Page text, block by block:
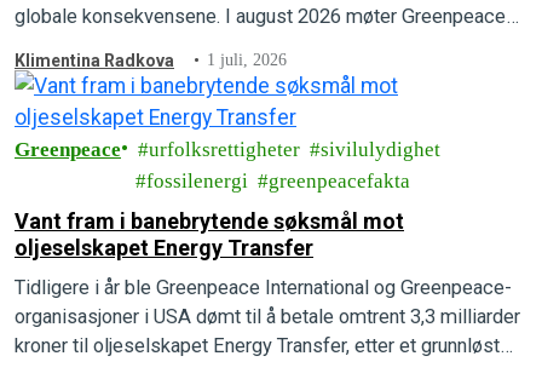
globale konsekvensene. I august 2026 møter Greenpeace
Klimentina Radkova 1 juli, 2026
Greenpeace urfolksrettigheter
sivilulydighet
fossilenergi
greenpeacefakta
Vant fram i banebrytende søksmål mot
oljeselskapet Energy Transfer
Tidligere i år ble Greenpeace International og Greenpeace-
organisasjoner i USA dømt til å betale omtrent 3,3 milliarder
kroner til oljeselskapet Energy Transfer, etter et grunnløst